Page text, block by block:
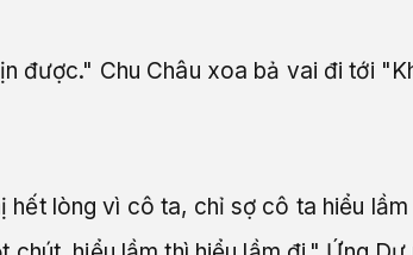
được." Chu Châu xoa bả vai đi tới
lòng vì cô ta, chỉ sợ cô ta hiểu